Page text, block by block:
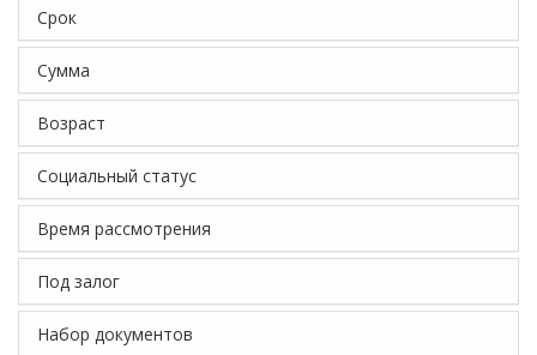
Срок
Сумма
Возраст
Социальный статус
Время рассмотрения
Под залог
Набор документов